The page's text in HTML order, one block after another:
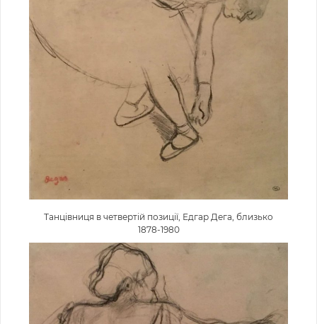
Танцівниця в четвертій позиції, Едгар Дега, близько
1878-1980